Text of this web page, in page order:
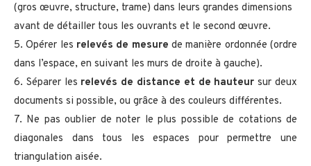
(gros œuvre, structure, trame) dans leurs grandes dimensions
avant de détailler tous les ouvrants et le second œuvre.
5. Opérer les relevés de mesure de manière ordonnée (ordre
dans l’espace, en suivant les murs de droite à gauche).
6. Séparer les relevés de distance et de hauteur sur deux
documents si possible, ou grâce à des couleurs différentes.
7. Ne pas oublier de noter le plus possible de cotations de
diagonales dans tous les espaces pour permettre une
triangulation aisée.